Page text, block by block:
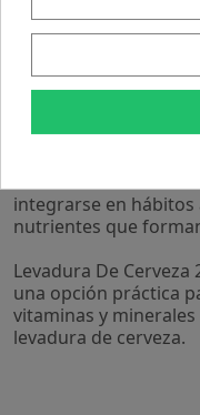
y dosificación
- Producto
garantizan la pureza
Elaborado con
integrarse en
nutrientes que
Levadura De
una opción práctica
vitaminas y
levadura de cerveza.